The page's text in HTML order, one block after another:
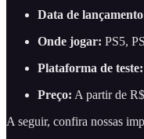
Data de
Onde jogar: PS5,
Plataforma de teste:
Preço: A partir de
A seguir, confira nossas